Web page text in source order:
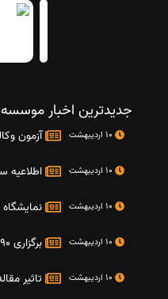
جدیدترین اخبار موسسه
آزمون
اطلاعیه
نمایشگاه
برگزاری 90 دوره آموزشی در مرکز آموزش فرهنگی دانشگاه علامه
تاثیر